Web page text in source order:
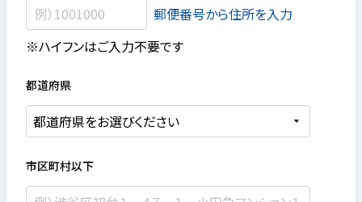
郵便番号から住所を入力
※ハイフンはご入力不要です
都道府県
市区町村以下